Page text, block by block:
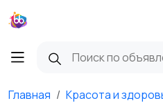
Главная
Красота и